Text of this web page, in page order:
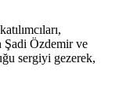
Şadi Özdemir ve
sergiyi gezerek,